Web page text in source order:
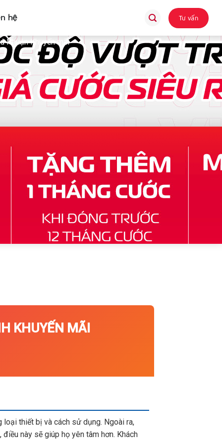
hệ Tư vấn
Nhuận Khuyến mãi
KHUYẾN MÃI
thiết bị và cách sử dụng. Ngoài ra,
này sẽ giúp họ yên tâm hơn. Khách